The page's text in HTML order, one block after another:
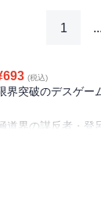
1 ...
693 (税込)
界突破のデスゲー
道界の謀反者・登